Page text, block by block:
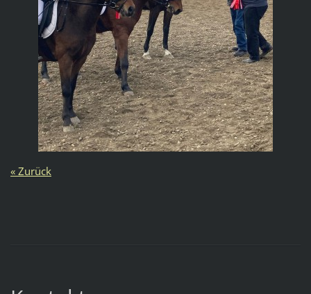
« Zurück